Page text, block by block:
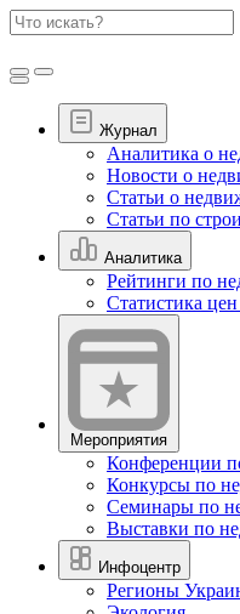
Журнал
Аналитика о
Новости о
Статьи о
Статьи по
Аналитика
Рейтинги по
Статистика
Мероприятия
Конференции
Конкурсы по
Семинары по
Выставки по
Инфоцентр
Регионы